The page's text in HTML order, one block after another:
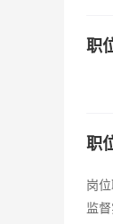
职
职
岗
监